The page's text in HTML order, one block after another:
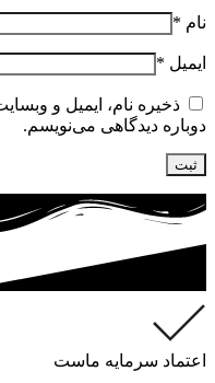
نام *
ایمیل *
ذخیره نام، ایمیل و
دوباره دیدگاهی می‌نویسم.
اعتماد سرمایه ماست